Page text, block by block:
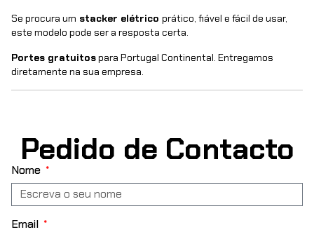
Se procura um stacker elétrico prático, fiável e fácil de usar,
este modelo pode ser a resposta certa.
Portes gratuitospara Portugal Continental. Entregamos
diretamente na sua empresa.
Pedido de Contacto
Nome
Email